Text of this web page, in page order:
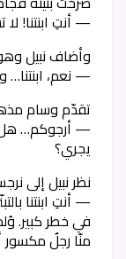
— أنتِ ابنتنا!
وأضاف نبيل
— نعم، ابنتنا…
تقدّم وسام
— أرجوكم… هل
يجري؟
نظر نبيل إلى
— أنتِ ابنتنا
في خطر كبير.
منّا رجلٌ مكسور